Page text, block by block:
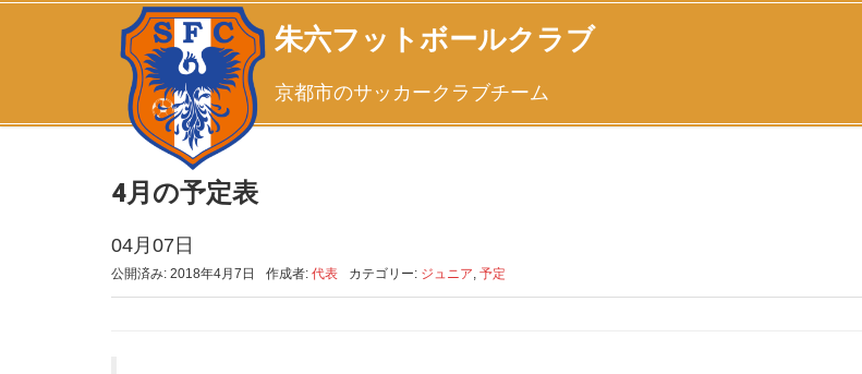
朱六フットボールクラブ
京都市のサッカークラブチーム
4月の予定表
04月07日
公開済み: 2018年4月7日 作成者: 代表 カテゴリー: ジュニア, 予定